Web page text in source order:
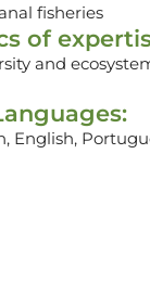
fisheries
of
and
English,